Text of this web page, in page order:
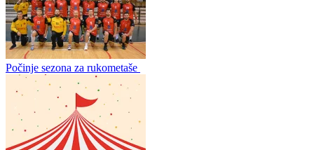
Zrinjskom bodovi u Tuzli